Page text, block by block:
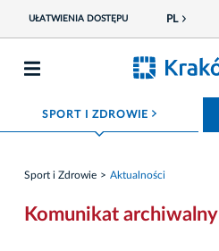
UŁATWIENIA DOSTĘPU PL
SPORT I ZDROWIE ROZWIŃ MENU
Sport i Zdrowie Aktualności
Komunikat archiwalny